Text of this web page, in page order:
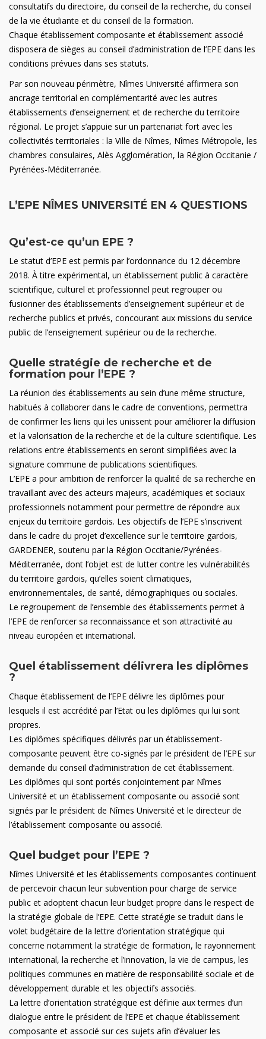
consultatifs du directoire, du conseil de la recherche, du conseil
de la vie étudiante et du conseil de la formation.
Chaque établissement composante et établissement associé
disposera de sièges au conseil d’administration de l’EPE dans les
conditions prévues dans ses statuts.
Par son nouveau périmètre, Nîmes Université affirmera son
ancrage territorial en complémentarité avec les autres
établissements d’enseignement et de recherche du territoire
régional. Le projet s’appuie sur un partenariat fort avec les
collectivités territoriales : la Ville de Nîmes, Nîmes Métropole, les
chambres consulaires, Alès Agglomération, la Région Occitanie /
Pyrénées-Méditerranée.
L’EPE NÎMES UNIVERSITÉ EN 4 QUESTIONS
Qu’est-ce qu’un EPE ?
Le statut d’EPE est permis par l’ordonnance du 12 décembre
2018. À titre expérimental, un établissement public à caractère
scientifique, culturel et professionnel peut regrouper ou
fusionner des établissements d’enseignement supérieur et de
recherche publics et privés, concourant aux missions du service
public de l’enseignement supérieur ou de la recherche.
Quelle stratégie de recherche et de
formation pour l’EPE ?
La réunion des établissements au sein d’une même structure,
habitués à collaborer dans le cadre de conventions, permettra
de confirmer les liens qui les unissent pour améliorer la diffusion
et la valorisation de la recherche et de la culture scientifique. Les
relations entre établissements en seront simplifiées avec la
signature commune de publications scientifiques.
L’EPE a pour ambition de renforcer la qualité de sa recherche en
travaillant avec des acteurs majeurs, académiques et sociaux
professionnels notamment pour permettre de répondre aux
enjeux du territoire gardois. Les objectifs de l’EPE s’inscrivent
dans le cadre du projet d’excellence sur le territoire gardois,
GARDENER, soutenu par la Région Occitanie/Pyrénées-
Méditerranée, dont l’objet est de lutter contre les vulnérabilités
du territoire gardois, qu’elles soient climatiques,
environnementales, de santé, démographiques ou sociales.
Le regroupement de l’ensemble des établissements permet à
l’EPE de renforcer sa reconnaissance et son attractivité au
niveau européen et international.
Quel établissement délivrera les diplômes
?
Chaque établissement de l’EPE délivre les diplômes pour
lesquels il est accrédité par l’Etat ou les diplômes qui lui sont
propres.
Les diplômes spécifiques délivrés par un établissement-
composante peuvent être co-signés par le président de l’EPE sur
demande du conseil d’administration de cet établissement.
Les diplômes qui sont portés conjointement par Nîmes
Université et un établissement composante ou associé sont
signés par le président de Nîmes Université et le directeur de
l’établissement composante ou associé.
Quel budget pour l’EPE ?
Nîmes Université et les établissements composantes continuent
de percevoir chacun leur subvention pour charge de service
public et adoptent chacun leur budget propre dans le respect de
la stratégie globale de l’EPE. Cette stratégie se traduit dans le
volet budgétaire de la lettre d’orientation stratégique qui
concerne notamment la stratégie de formation, le rayonnement
international, la recherche et l’innovation, la vie de campus, les
politiques communes en matière de responsabilité sociale et de
développement durable et les objectifs associés.
La lettre d’orientation stratégique est définie aux termes d’un
dialogue entre le président de l’EPE et chaque établissement
composante et associé sur ces sujets afin d’évaluer les